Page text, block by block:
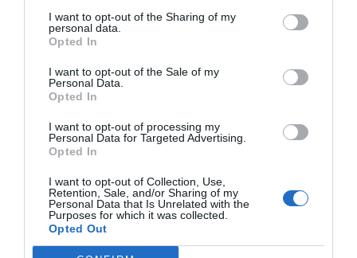
I want to opt-out of the Sharing of my
personal data.
Opted In
I want to opt-out of the Sale of my
Personal Data.
Opted In
I want to opt-out of processing my
Personal Data for Targeted Advertising.
Opted In
I want to opt-out of Collection, Use,
Retention, Sale, and/or Sharing of my
Personal Data that Is Unrelated with the
Purposes for which it was collected.
Opted Out